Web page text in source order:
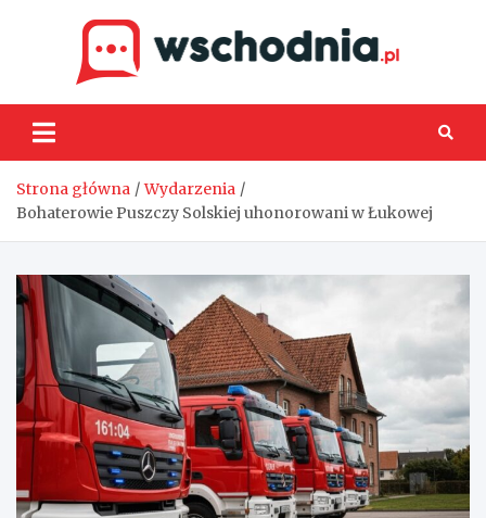
Strona główna
Wydarzenia
Bohaterowie Puszczy Solskiej uhonorowani w Łukowej